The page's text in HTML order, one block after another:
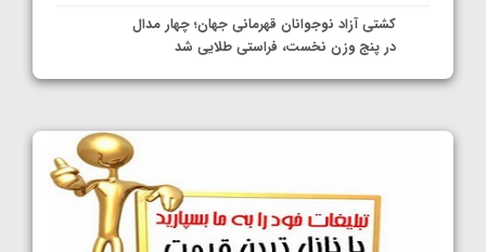
کشتی آزاد نوجوانان قهرمانی جهان؛ چهار مدال
در پنج وزن نخست، فراستی طلایی شد
1405/05/11
کشتی آزاد نوجوانان جهان؛ رقبای نمایندگان
ایران مشخص شدند